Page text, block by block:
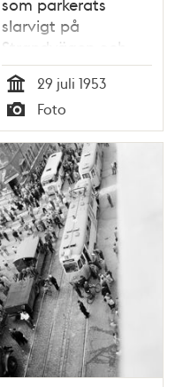
slarvigt på
Strandvägen och
rullat över kajkanten
bärgas med hjälp
av brandkårens
kranvagn.
Tid
29 juli 1953
Typ
Foto